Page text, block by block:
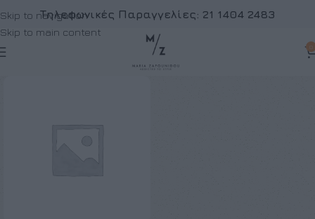
Skip to navigation
Skip to main content
Τηλεφωνικές Παραγγελίες: 21 1404 2483